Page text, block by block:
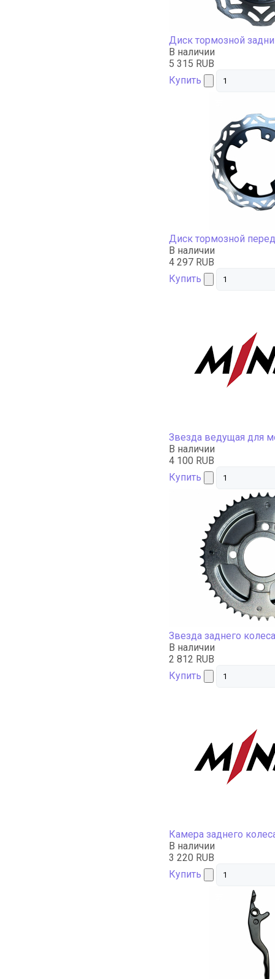
Диск тормозной
В наличии
5 315 RUB
Купить
Диск тормозной
В наличии
4 297 RUB
Купить
Звезда ведущая для
В наличии
4 100 RUB
Купить
Звезда заднего
В наличии
2 812 RUB
Купить
Камера заднего
В наличии
3 220 RUB
Купить